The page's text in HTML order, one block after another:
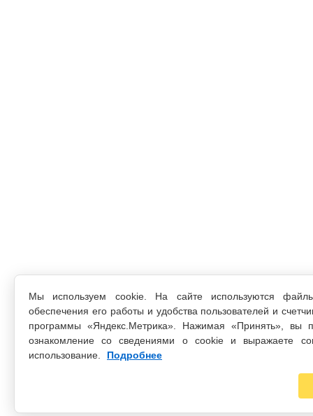
Мы используем cookie. На сайте используются
обеспечения его работы и удобства пользователей и
программы «Яндекс.Метрика». Нажимая «Принять», вы
ознакомление со сведениями о cookie и выражаете
использование.
Подробнее